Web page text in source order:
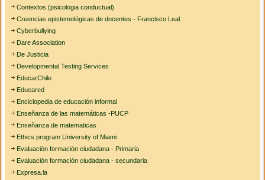
Contextos (psicologia conductual)
Creencias epistemológicas de docentes - Francisco Leal
Cyberbullying
Dare Association
De Justicia
Developmental Testing Services
EducarChile
Educared
Enciclopedia de educación informal
Enseñanza de las matemáticas -PUCP
Enseñanza de matematicas
Ethics program University of Miami
Evaluación formación ciudadana - Primaria
Evaluación formación ciudadana - secundaria
Expresa.la